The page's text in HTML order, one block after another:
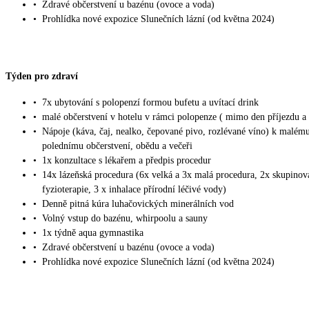
• Zdravé občerstvení u bazénu (ovoce a voda)
• Prohlídka nové expozice Slunečních lázní (od května 2024)
Týden pro zdraví
•
7x ubytování s polopenzí formou bufetu a uvítací drink
• malé občerstvení v hotelu v rámci polopenze ( mimo den příjezdu a
• Nápoje (káva, čaj, nealko, čepované pivo, rozlévané víno) k malému
polednímu občerstvení, obědu a večeři
•
1x konzultace s lékařem a předpis procedur
•
14x lázeňská procedura (6x velká a 3x malá procedura, 2x
fyzioterapie, 3 x inhalace přírodní léčivé vody)
• Denně pitná kúra luhačovických minerálních vod
• Volný vstup do bazénu, whirpoolu a sauny
•
1x týdně aqua gymnastika
•
Zdravé občerstvení u bazénu (ovoce a voda)
• Prohlídka nové expozice Slunečních lázní (od května 2024)